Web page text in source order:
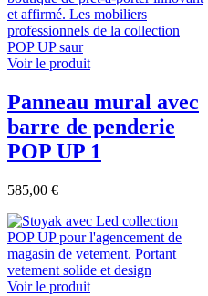
Voir le produit
Panneau mural avec
barre de penderie
POP UP 1
585,00 €
Voir le produit